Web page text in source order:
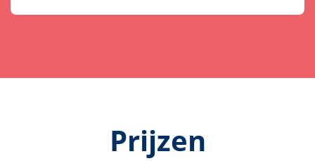
Prijzen